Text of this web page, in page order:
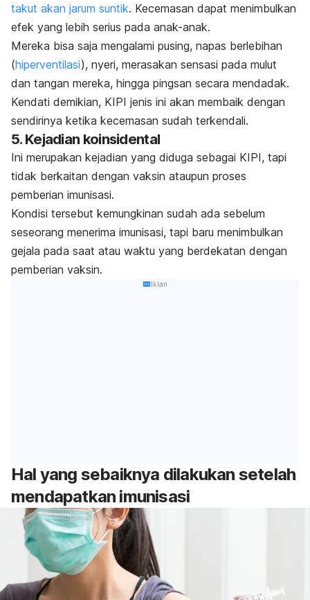
takut akan jarum suntik. Kecemasan dapat menimbulkan
efek yang lebih serius pada anak-anak.
Mereka bisa saja mengalami pusing, napas berlebihan
(hiperventilasi), nyeri, merasakan sensasi pada mulut
dan tangan mereka, hingga pingsan secara mendadak.
Kendati demikian, KIPI jenis ini akan membaik dengan
sendirinya ketika kecemasan sudah terkendali.
5. Kejadian koinsidental
Ini merupakan kejadian yang diduga sebagai KIPI, tapi
tidak berkaitan dengan vaksin ataupun proses
pemberian imunisasi.
Kondisi tersebut kemungkinan sudah ada sebelum
seseorang menerima imunisasi, tapi baru menimbulkan
gejala pada saat atau waktu yang berdekatan dengan
pemberian vaksin.
Iklan
Hal yang sebaiknya dilakukan setelah
mendapatkan imunisasi